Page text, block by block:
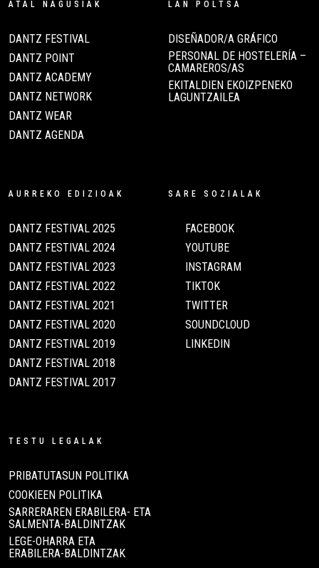
ATAL NAGUSIAK
DANTZ FESTIVAL
DANTZ POINT
DANTZ ACADEMY
DANTZ NETWORK
DANTZ WEAR
DANTZ AGENDA
LAN POLTSA
DISEÑADOR/A GRÁFICO
PERSONAL DE HOSTELERÍA –
CAMAREROS/AS
EKITALDIEN EKOIZPENEKO
LAGUNTZAILEA
AURREKO EDIZIOAK
DANTZ FESTIVAL 2025
DANTZ FESTIVAL 2024
DANTZ FESTIVAL 2023
DANTZ FESTIVAL 2022
DANTZ FESTIVAL 2021
DANTZ FESTIVAL 2020
DANTZ FESTIVAL 2019
DANTZ FESTIVAL 2018
DANTZ FESTIVAL 2017
SARE SOZIALAK
FACEBOOK
YOUTUBE
INSTAGRAM
TIKTOK
TWITTER
SOUNDCLOUD
LINKEDIN
TESTU LEGALAK
PRIBATUTASUN POLITIKA
COOKIEEN POLITIKA
SARRERAREN ERABILERA- ETA
SALMENTA-BALDINTZAK
LEGE-OHARRA ETA
ERABILERA-BALDINTZAK